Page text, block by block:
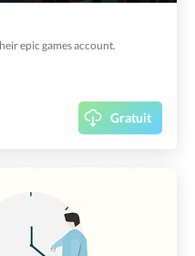
epic games account.
Gratuit